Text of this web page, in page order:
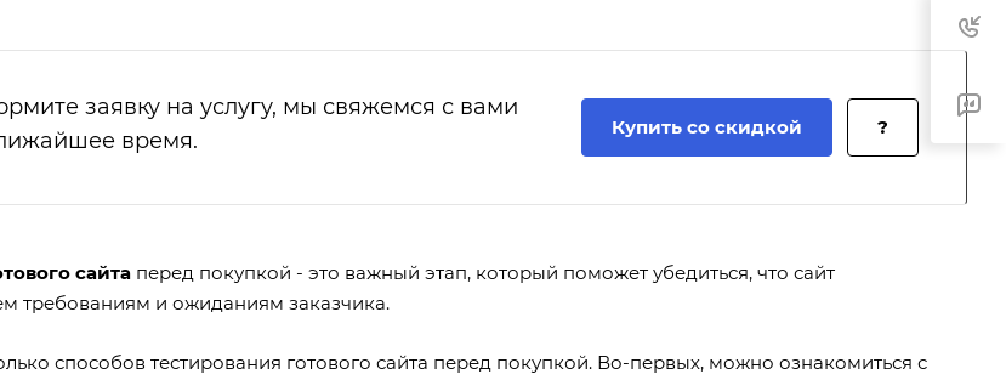
заявку на услугу, мы свяжемся с вами
время.
Купить со скидкой ?
сайта перед покупкой - это важный этап, который поможет убедиться, что сайт
требованиям и ожиданиям заказчика.
способов тестирования готового сайта перед покупкой. Во-первых, можно ознакомиться с